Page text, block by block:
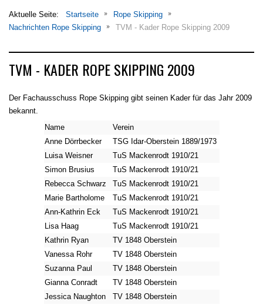
Aktuelle Seite: Startseite
Rope Skipping
Nachrichten Rope Skipping
TVM - Kader Rope Skipping 2009
TVM - KADER ROPE SKIPPING 2009
Der Fachausschuss Rope Skipping gibt seinen Kader für das Jahr 2009
bekannt.
Name
Verein
Anne Dörrbecker
TSG Idar-Oberstein 1889/1973
Luisa Weisner
TuS Mackenrodt 1910/21
Simon Brusius
TuS Mackenrodt 1910/21
Rebecca Schwarz
TuS Mackenrodt 1910/21
Marie Bartholome
TuS Mackenrodt 1910/21
Ann-Kathrin Eck
TuS Mackenrodt 1910/21
Lisa Haag
TuS Mackenrodt 1910/21
Kathrin Ryan
TV 1848 Oberstein
Vanessa Rohr
TV 1848 Oberstein
Suzanna Paul
TV 1848 Oberstein
Gianna Conradt
TV 1848 Oberstein
Jessica Naughton
TV 1848 Oberstein